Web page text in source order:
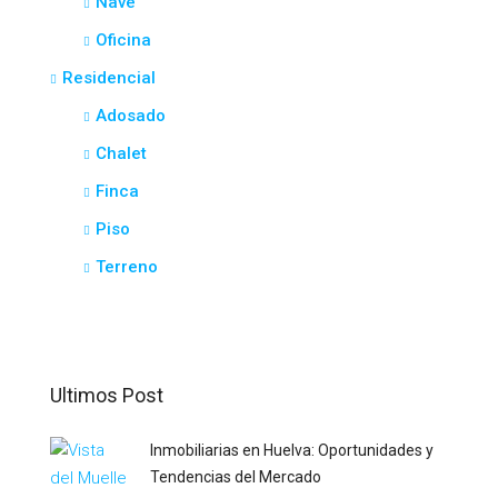
Oficina
Residencial
Adosado
Chalet
Finca
Piso
Terreno
Ultimos Post
Inmobiliarias en Huelva: Oportunidades y
Tendencias del Mercado